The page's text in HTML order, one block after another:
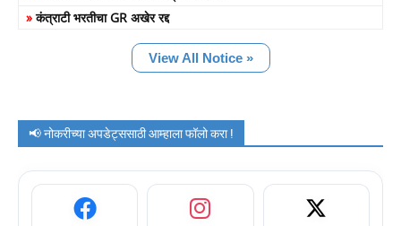
»कंत्राटी भरतीचा GR अखेर रद्द
View All Notice »
📢 नोकरीच्या अपडेट्ससाठी आम्हाला फॉलो करा !